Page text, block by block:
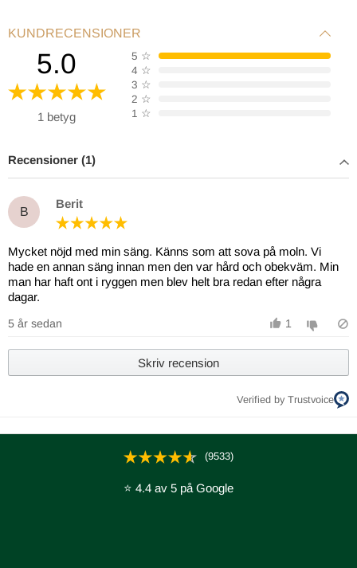
Det är möjligt att parallellkoppla två sängar så att
de kan styras synkroniserat med en fjärrkontroll.
Batteri-backup som gör det möjligt att återställa
Max 0,5 watt i standby i enlighet med EU-direktiv.
Med vår app för justerbara sängar kan du enkelt
KUNDRECENSIONER
5.0
1 betyg
5 ☆
4 ☆
3 ☆
2 ☆
1 ☆
Recensioner (1)
B
Berit
Mycket nöjd med min säng. Känns som att sova på moln. Vi
hade en annan säng innan men den var hård och obekväm. Min
man har haft ont i ryggen men blev helt bra redan efter några
dagar.
5 år sedan 1
Skriv recension
Verified by Trustvoice
(9533)
⭐ 4.4 av 5 på Google